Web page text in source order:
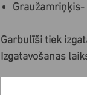
Garbulīši tiek
Izgatavošanas